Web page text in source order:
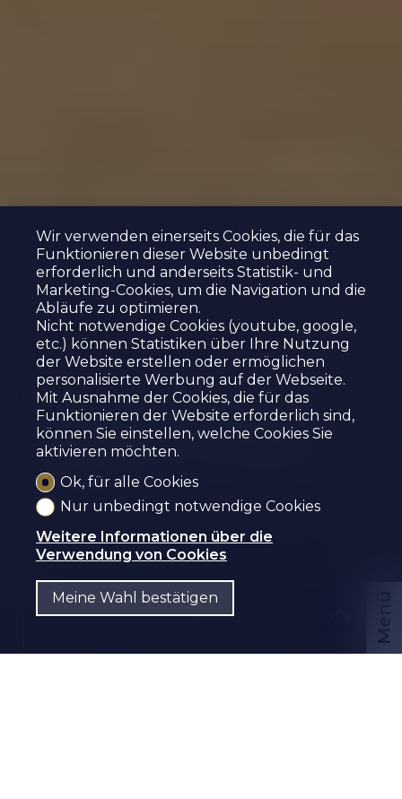
Menü
GESCHÄFTSLOKAL ZU
VERKAUFEN IN SIERRE
Sierre
Wir verwenden einerseits Cookies, die für das
Funktionieren dieser Website unbedingt
erforderlich und anderseits Statistik- und
Marketing-Cookies, um die Navigation und die
Abläufe zu optimieren.
Nicht notwendige Cookies (youtube, google,
etc.) können Statistiken über Ihre Nutzung
der Website erstellen oder ermöglichen
personalisierte Werbung auf der Webseite.
Mit Ausnahme der Cookies, die für das
Funktionieren der Website erforderlich sind,
können Sie einstellen, welche Cookies Sie
aktivieren möchten.
Ok, für alle Cookies
Nur unbedingt notwendige Cookies
Weitere Informationen über die
Verwendung von Cookies
Meine Wahl bestätigen